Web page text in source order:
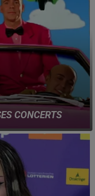
CONCERTS
arrêter la scène, sur
ses débuts.